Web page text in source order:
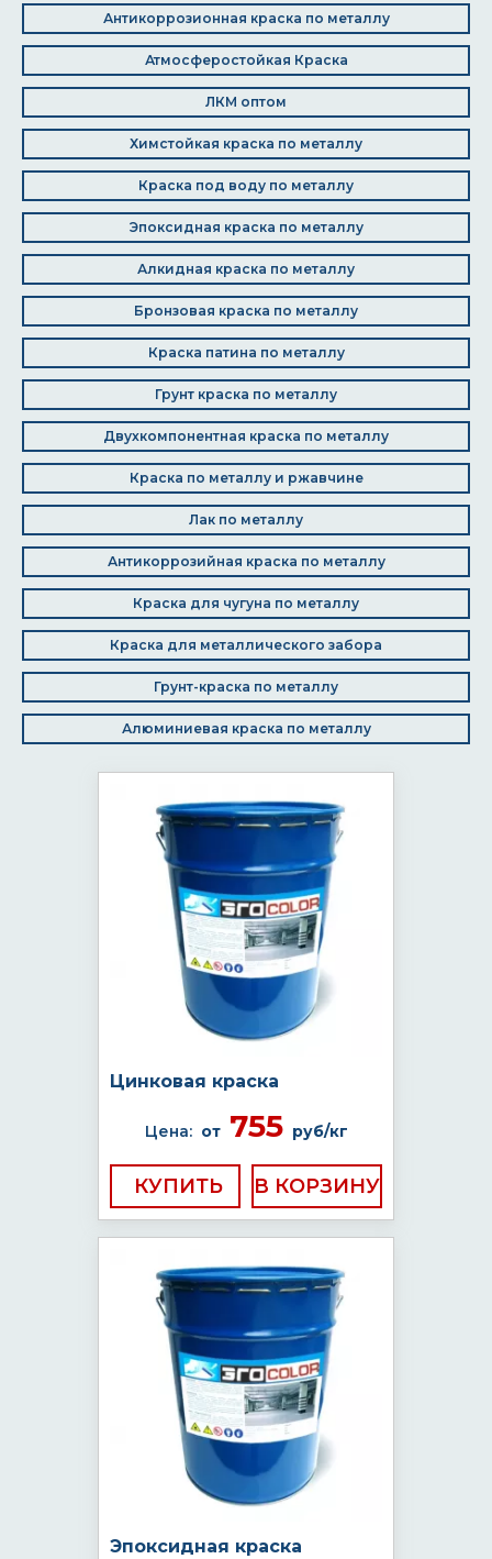
Антикоррозионная краска по металлу
Атмосферостойкая Краска
ЛКМ оптом
Химстойкая краска по металлу
Краска под воду по металлу
Эпоксидная краска по металлу
Алкидная краска по металлу
Бронзовая краска по металлу
Краска патина по металлу
Грунт краска по металлу
Двухкомпонентная краска по металлу
Краска по металлу и ржавчине
Лак по металлу
Антикоррозийная краска по металлу
Краска для чугуна по металлу
Краска для металлического забора
Грунт-краска по металлу
Алюминиевая краска по металлу
Цинковая краска
Цена: от755 руб/кг
КУПИТЬ
Эпоксидная краска